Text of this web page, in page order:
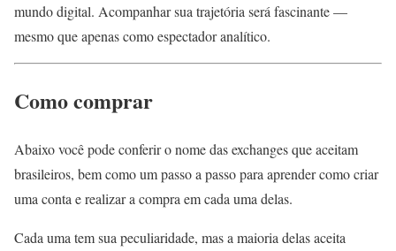
mundo digital. Acompanhar sua trajetória será fascinante —
mesmo que apenas como espectador analítico.
Como comprar
Abaixo você pode conferir o nome das exchanges que aceitam
brasileiros, bem como um passo a passo para aprender como criar
uma conta e realizar a compra em cada uma delas.
Cada uma tem sua peculiaridade, mas a maioria delas aceita